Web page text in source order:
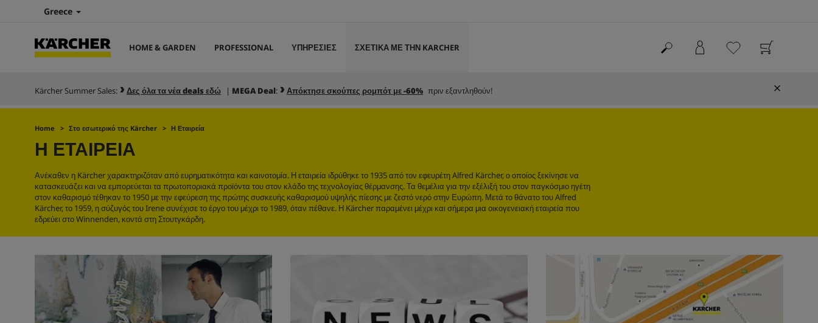
Greece
HOME & GARDEN PROFESSIONAL ΥΠΗΡΕΣΙΕΣ ΣΧΕΤΙΚΑ ΜΕ ΤΗΝ KARCHER
Kärcher Summer Sales: Δες όλα τα νέα deals εδώ | MEGA Deal: Απόκτησε σκούπες ρομπότ με -60% πριν εξαντληθούν!
Home Στο εσωτερικό της Kärcher Η Εταιρεία
Η ΕΤΑΙΡΕΙΑ
Ανέκαθεν η Kärcher χαρακτηριζόταν από ευρηματικότητα και καινοτομία. Η εταιρεία ιδρύθηκε το 1935 από τον εφευρέτη Alfred Kärcher, ο οποίος ξεκίνησε να
κατασκευάζει και να εμπορεύεται τα πρωτοποριακά προϊόντα του στον κλάδο της τεχνολογίας θέρμανσης. Τα θεμέλια για την εξέλιξή του στον παγκόσμιο ηγέτη
στον καθαρισμό τέθηκαν το 1950 με την εφεύρεση της πρώτης συσκευής καθαρισμού υψηλής πίεσης με ζεστό νερό στην Ευρώπη. Μετά το θάνατο του Alfred
Kärcher, το 1959, η σύζυγός του Irene συνέχισε το έργο του μέχρι το 1989, όταν πέθανε. Η Kärcher παραμένει μέχρι και σήμερα μια οικογενειακή εταιρεία που
εδρεύει στο Winnenden, κοντά στη Στουτγκάρδη.